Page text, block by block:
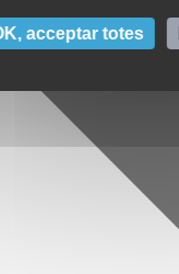
acceptar totes